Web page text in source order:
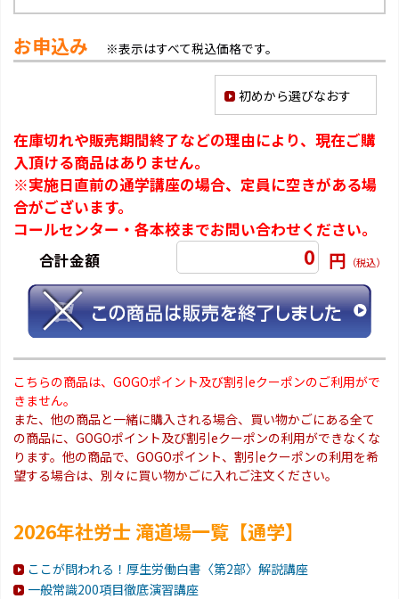
お申込み ※表示はすべて税込価格です。
初めから選びなおす
在庫切れや販売期間終了などの理由により、現在ご購
入頂ける商品はありません。
※実施日直前の通学講座の場合、定員に空きがある場
合がございます。
コールセンター・各本校までお問い合わせください。
合計金額
0 円 （税込）
こちらの商品は、GOGOポイント及び割引eクーポンのご利用がで
きません。
また、他の商品と一緒に購入される場合、買い物かごにある全て
の商品に、GOGOポイント及び割引eクーポンの利用ができなくな
ります。他の商品で、GOGOポイント、割引eクーポンの利用を希
望する場合は、別々に買い物かごに入れご注文ください。
2026年社労士 滝道場一覧【通学】
ここが問われる！厚生労働白書〈第2部〉解説講座
一般常識200項目徹底演習講座